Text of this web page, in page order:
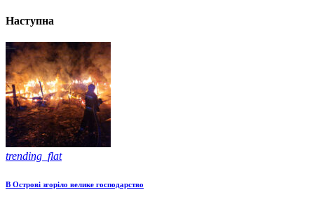
Наступна
trending_flat
В Острові згоріло велике господарство